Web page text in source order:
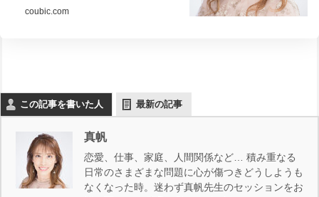
coubic.com
この記事を書いた人 最新の記事
真帆
恋愛、仕事、家庭、人間関係など… 積み重なる
日常のさまざまな問題に心が傷つきどうしようも
なくなった時。迷わず真帆先生のセッションをお